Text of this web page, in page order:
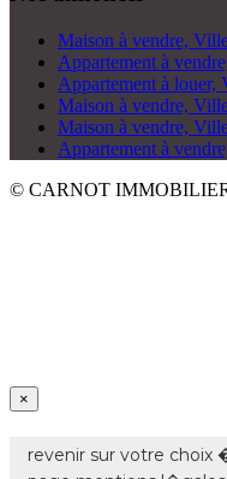
Maison à vendre,
Appartement à
Appartement à louer,
Maison à vendre,
Maison à vendre,
Appartement à
© CARNOT
×